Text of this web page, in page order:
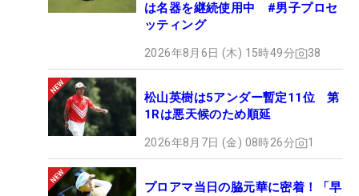
は名器を継続使用中 #男子プロセ
ッティング
2026年8月6日 (木) 15時49分 38
松山英樹は5アンダー暫定11位 第
1Rは悪天候のため順延
2026年8月7日 (金) 08時26分 1
プロアマ当日の脇元華に密着！「早